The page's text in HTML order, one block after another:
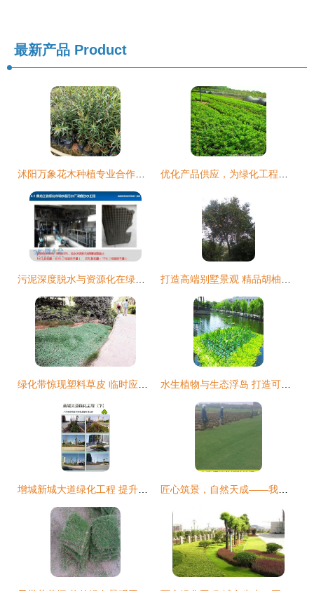
最新产品 Product
沭阳万象花木种植专业合作社 匠心打造绿色生态，专业引领绿化工程新风尚 优化产品供应，为绿化工程注入新活力
污泥深度脱水与资源化在绿化工程中的价值与应用方向探讨 打造高端别墅景观 精品胡柚树的绿化价值与供应商选择
绿化带惊现塑料草皮 临时应急还是“形象工程”？ 水生植物与生态浮岛 打造可持续的河道景观绿化工程
增城新城大道绿化工程 提升城市形象，筑就绿色长廊 匠心筑景，自然天成——我们的景观工程产品展示